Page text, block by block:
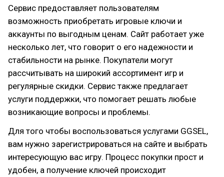
Сервис предоставляет пользователям
возможность приобретать игровые ключи и
аккаунты по выгодным ценам. Сайт работает уже
несколько лет, что говорит о его надежности и
стабильности на рынке. Покупатели могут
рассчитывать на широкий ассортимент игр и
регулярные скидки. Сервис также предлагает
услуги поддержки, что помогает решать любые
возникающие вопросы и проблемы.
Для того чтобы воспользоваться услугами GGSEL,
вам нужно зарегистрироваться на сайте и выбрать
интересующую вас игру. Процесс покупки прост и
удобен, а получение ключей происходит